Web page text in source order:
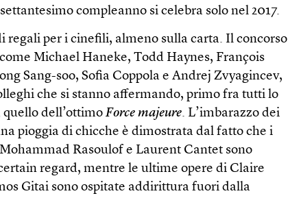
compleanno si celebra solo nel 2017.
regali per i cinefili, almeno sulla carta. Il concorso
Michael Haneke, Todd Haynes, François
Sang-soo, Sofia Coppola e Andrej Zvyagincev,
che si stanno affermando, primo fra tutti lo
quello dell’ottimoForce majeure. L’imbarazzo dei
pioggia di chicche è dimostrata dal fatto che i
Rasoulof e Laurent Cantet sono
regard, mentre le ultime opere di Claire
Gitai sono ospitate addirittura fuori dalla